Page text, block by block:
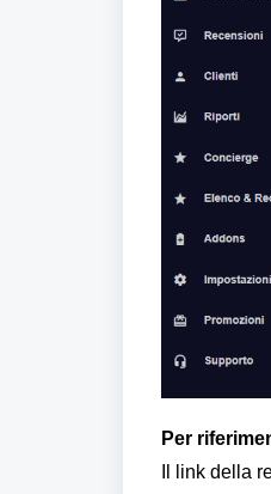
Per
Il link della